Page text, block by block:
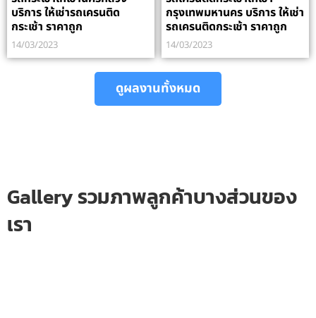
บริการ ให้เช่ารถเครนติด
กระเช้า ราคาถูก
14/03/2023
กรุงเทพมหานคร บริการ ให้เช่า
รถเครนติดกระเช้า ราคาถูก
14/03/2023
ดูผลงานทั้งหมด
Gallery รวมภาพลูกค้าบางส่วนของ
เรา